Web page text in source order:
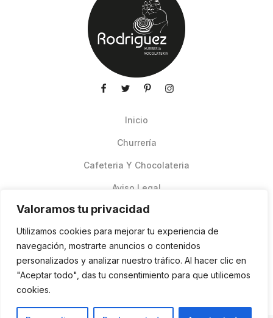
Valoramos tu privacidad
Utilizamos cookies para mejorar tu experiencia de
navegación, mostrarte anuncios o contenidos
personalizados y analizar nuestro tráfico. Al hacer clic en
"Aceptar todo", das tu consentimiento para que utilicemos
cookies.
Inicio
Churrería
Cafeteria Y Chocolateria
Aviso Legal
Pedidos Online Glovo
Contacto